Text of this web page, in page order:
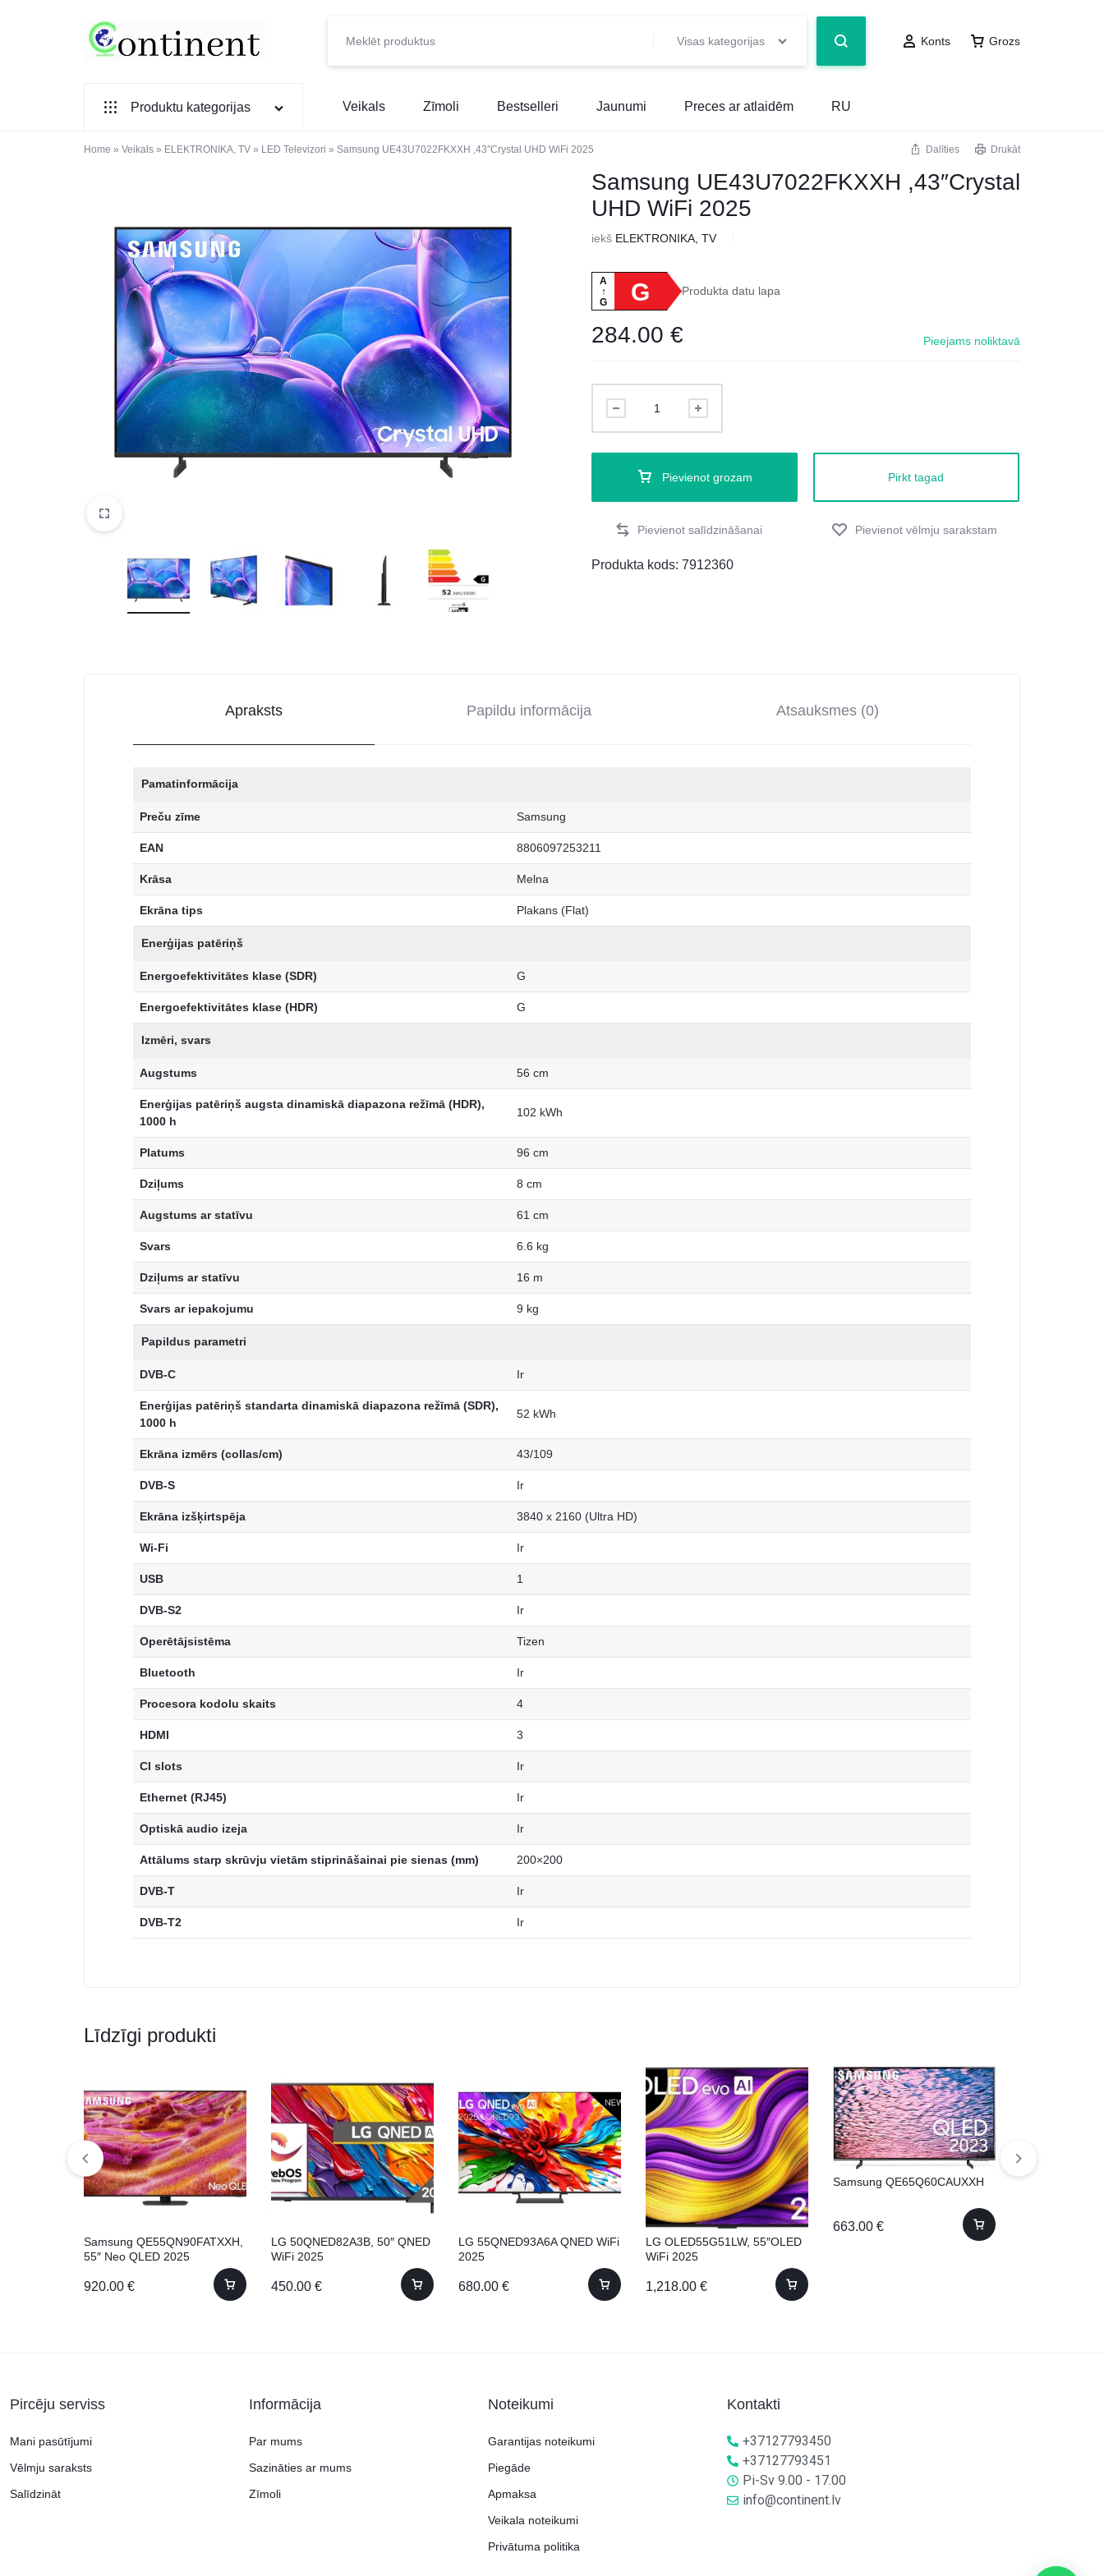
PREČU
INTERNETVEIKALS
Visas kategorijas Konts Grozs
Produktu kategorijas
SADZĪVES TEHNIKA
ELEKTRONIKA, TV
TELEFONI
VIEDPULKSTEŅI
SKAISTUMAM UN VESELĪBAI
DATORTEHNIKA, PRECES
BIROJAM
KLIMATAM
SPORTAM UN ATPŪTAI
MĀJĀM UN DĀRZAM
CELTNIECĪBA
Veikals Zīmoli Bestselleri Jaunumi Preces ar atlaidēm RU
Home » Veikals » ELEKTRONIKA, TV » LED Televizori » Samsung UE43U7022FKXXH ,43″Crystal UHD WiFi 2025 Dalīties Drukāt
Samsung UE43U7022FKXXH ,43″Crystal
UHD WiFi 2025
iekš ELEKTRONIKA, TV
A
↑
G
G Produkta datu lapa
284.00€ Pieejams noliktavā
Pievienot grozam Pirkt tagad
Produkta kods:7912360
Apraksts Papildu informācija Atsauksmes (0)
Pamatinformācija
Preču zīme Samsung
EAN 8806097253211
Krāsa Melna
Ekrāna tips Plakans (Flat)
Enerģijas patēriņš
Energoefektivitātes klase (SDR) G
Energoefektivitātes klase (HDR) G
Izmēri, svars
Augstums 56 cm
Enerģijas patēriņš augsta dinamiskā diapazona režīmā (HDR),
1000 h
102 kWh
Platums 96 cm
Dziļums 8 cm
Augstums ar statīvu 61 cm
Svars 6.6 kg
Dziļums ar statīvu 16 m
Svars ar iepakojumu 9 kg
Papildus parametri
DVB-C Ir
Enerģijas patēriņš standarta dinamiskā diapazona režīmā (SDR),
1000 h
52 kWh
Ekrāna izmērs (collas/cm) 43/109
DVB-S Ir
Ekrāna izšķirtspēja 3840 x 2160 (Ultra HD)
Wi-Fi Ir
USB 1
DVB-S2 Ir
Operētājsistēma Tizen
Bluetooth Ir
Procesora kodolu skaits 4
HDMI 3
CI slots Ir
Ethernet (RJ45) Ir
Optiskā audio izeja Ir
Attālums starp skrūvju vietām stiprināšainai pie sienas (mm) 200×200
DVB-T Ir
DVB-T2 Ir
Līdzīgi produkti
Samsung QE55QN90FATXXH,
55″ Neo QLED 2025
920.00 €
LG 50QNED82A3B, 50″ QNED
WiFi 2025
450.00 €
LG 55QNED93A6A QNED WiFi
2025
680.00 €
LG OLED55G51LW, 55″OLED
WiFi 2025
1,218.00 €
Samsung QE65Q60CAUXXH
663.00 €
Pircēju serviss
Mani pasūtījumi
Vēlmju saraksts
Salīdzināt
Informācija
Par mums
Sazināties ar mums
Zīmoli
Noteikumi
Garantijas noteikumi
Piegāde
Apmaksa
Veikala noteikumi
Privātuma politika
Kontakti
+37127793450
+37127793451
Pi-Sv 9.00 - 17.00
info@continent.lv